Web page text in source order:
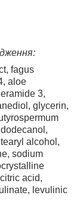
fagus
aloe
3,
glycerin,
alcohol,
sodium
acid,
levulinic